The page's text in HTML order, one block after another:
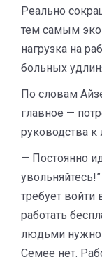
Реально
тем самым
нагрузка на
больных
По словам
главное —
руководства
— Постоянно
требует войти
работать
людьми нужно
Семее нет.